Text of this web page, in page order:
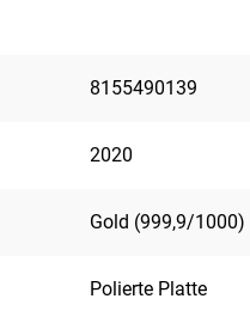
8155490139
2020
Gold (999,9/1000)
Polierte Platte